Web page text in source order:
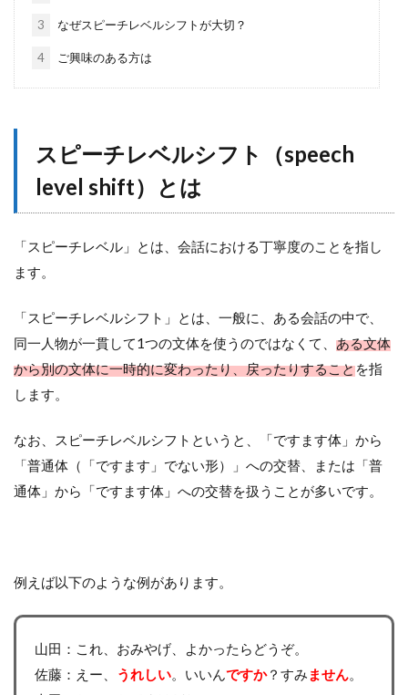
3 なぜスピーチレベルシフトが大切？
4 ご興味のある方は
スピーチレベルシフト（speech
level shift）とは
「スピーチレベル」とは、会話における丁寧度のことを指し
ます。
「スピーチレベルシフト」とは、一般に、ある会話の中で、
同一人物が一貫して1つの文体を使うのではなくて、 ある文体
から別の文体に一時的に変わったり、戻ったりすることを指
します。
なお、スピーチレベルシフトというと、「ですます体」から
「普通体（「ですます」でない形）」への交替、または「普
通体」から「ですます体」への交替を扱うことが多いです。
例えば以下のような例があります。
山田：これ、おみやげ、よかったらどうぞ。
佐藤：えー、
うれしい 。いいん ですか？すみ ません